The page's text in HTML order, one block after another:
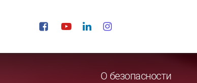
О безопасности